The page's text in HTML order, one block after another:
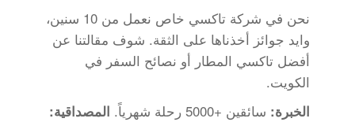
نحن في شركة تاكسي خاص نعمل من 10 سنين،
وايد جوائز أخذناها على الثقة. شوف مقالتنا عن
أفضل تاكسي المطار أو نصائح السفر في
الكويت.
الخبرة: سائقين +5000 رحلة شهرياً. المصداقية: